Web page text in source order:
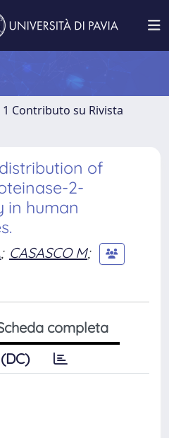
1 Contributo su Rivista
of
2-
in human
; CASASCO M;
completa